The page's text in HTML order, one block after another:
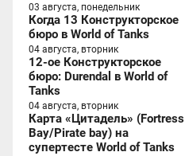
03 августа, понедельник
Когда 13 Конструкторское
бюро в World of Tanks
04 августа, вторник
12-ое Конструкторское
бюро: Durendal в World of
Tanks
04 августа, вторник
Карта «Цитадель» (Fortress
Bay/Pirate bay) на
супертесте World of Tanks